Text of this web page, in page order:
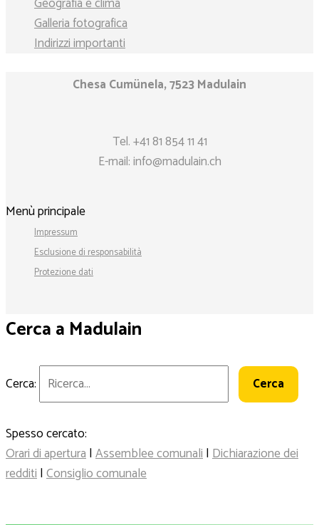
Galleria fotografica
Indirizzi importanti
Chesa Cumünela, 7523 Madulain
Tel.+41 81 854 11 41
E-mail:info@madulain.ch
Menù principale
Impressum
Esclusione di responsabilità
Protezione dati
Cerca a Madulain
Cerca:
Spesso cercato:
Orari di apertura|Assemblee comunali|Dichiarazione dei
redditi|Consiglio comunale